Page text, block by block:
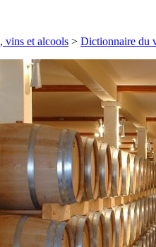
vins et alcools > Dictionnaire du